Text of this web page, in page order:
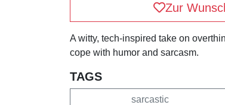
Zur
A witty, tech-inspired take on
cope with humor and sarcasm.
TAGS
sarcastic